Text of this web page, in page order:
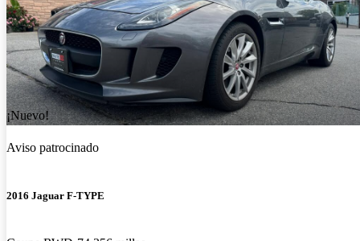
¡Nuevo!
Aviso patrocinado
2016 Jaguar F-TYPE